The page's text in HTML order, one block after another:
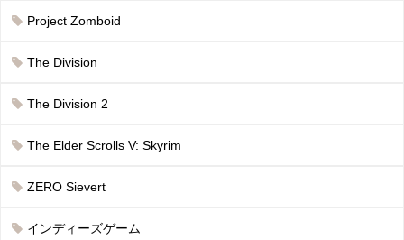
Project Zomboid
The Division
The Division 2
The Elder Scrolls V: Skyrim
ZERO Sievert
インディーズゲーム